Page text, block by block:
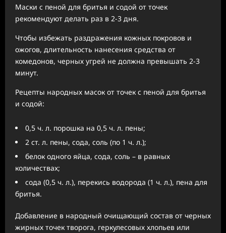
Маски с пеной для бритья и содой от точек
рекомендуют делать раз в 2-3 дня.
Чтобы избежать раздражения кожных покровов и
ожогов, длительность нанесения средства от
комедонов, черных угрей не должна превышать 2-3
минут.
Рецепты народных масок от точек с пеной для бритья
и содой:
0,5 ч. л. порошка на 0,5 ч. л. пены;
2 ст. л. пены, сода, соль (по 1 ч. л.);
белок одного яйца, сода, соль – в равных
количествах;
сода (0,5 ч. л.), перекись водорода (1 ч. л.), пена для
бритья.
Добавление в народный очищающий состав от черных
жирных точек творога, геркулесовых хлопьев или